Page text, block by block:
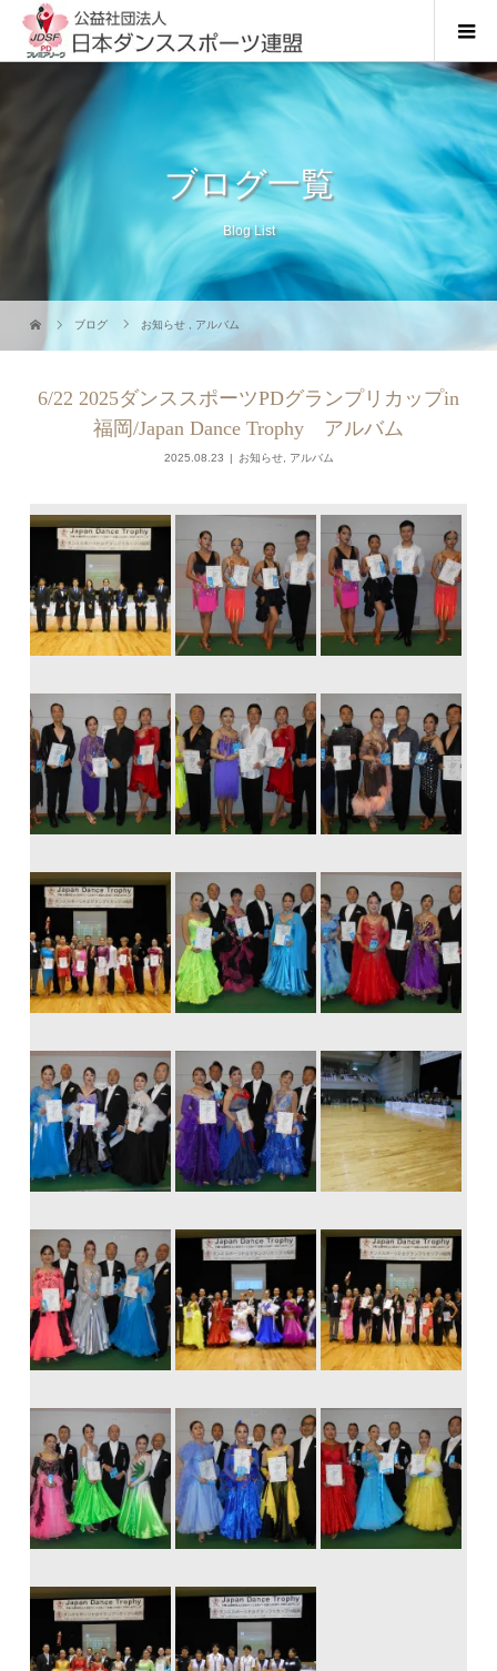
ブログ一覧
Blog List
ブログ お知らせ アルバム
6/22 2025ダンススポーツPDグランプリカップin
福岡/Japan Dance Trophy アルバム
2025.08.23 お知らせ, アルバム